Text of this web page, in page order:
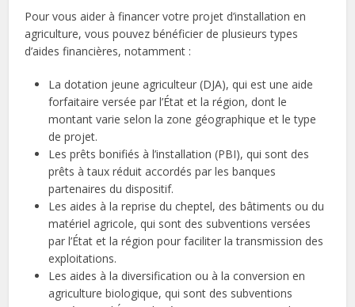
Pour vous aider à financer votre projet d’installation en
agriculture, vous pouvez bénéficier de plusieurs types
d’aides financières, notamment :
La dotation jeune agriculteur (DJA), qui est une aide
forfaitaire versée par l’État et la région, dont le
montant varie selon la zone géographique et le type
de projet.
Les prêts bonifiés à l’installation (PBI), qui sont des
prêts à taux réduit accordés par les banques
partenaires du dispositif.
Les aides à la reprise du cheptel, des bâtiments ou du
matériel agricole, qui sont des subventions versées
par l’État et la région pour faciliter la transmission des
exploitations.
Les aides à la diversification ou à la conversion en
agriculture biologique, qui sont des subventions